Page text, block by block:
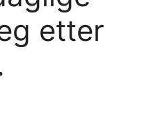
etter